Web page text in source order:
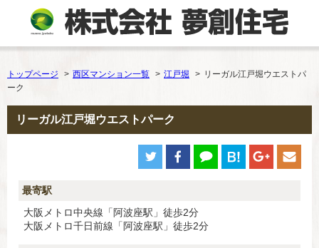
トップページ 西区マンション一覧 江戸堀
リーガル江戸堀ウエストパ
ーク
リーガル江戸堀ウエストパーク
最寄駅
大阪メトロ中央線「阿波座駅」徒歩2分
大阪メトロ千日前線「阿波座駅」徒歩2分